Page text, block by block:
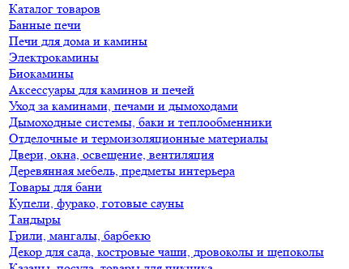
Каталог товаров
Банные печи
Печи для дома и камины
Электрокамины
Биокамины
Аксессуары для каминов и печей
Уход за каминами, печами и дымоходами
Дымоходные системы, баки и теплообменники
Отделочные и термоизоляционные материалы
Двери, окна, освещение, вентиляция
Деревянная мебель, предметы интерьера
Товары для бани
Купели, фурако, готовые сауны
Тандыры
Грили, мангалы, барбекю
Декор для сада, костровые чаши, дровоколы и щепоколы